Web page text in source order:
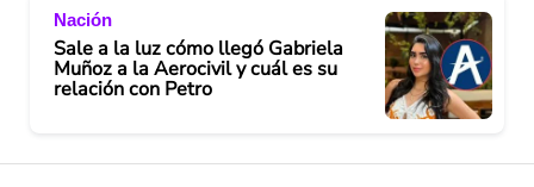
Nación
Sale a la luz cómo llegó Gabriela
Muñoz a la Aerocivil y cuál es su
relación con Petro